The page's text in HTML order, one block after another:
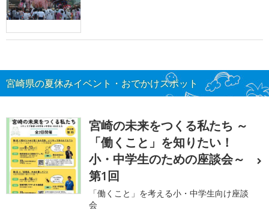
宮崎県の夏休みイベント・おでかけスポット
宮崎の未来をつくる私たち ～
「働くこと」を知りたい！
小・中学生のための座談会～
第1回
「働くこと」を考える小・中学生向け座談
会